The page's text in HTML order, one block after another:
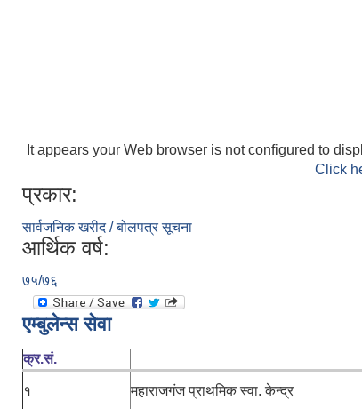
It appears your Web browser is not configured to
Click
प्रकार:
सार्वजनिक खरीद / बोलपत्र सूचना
आर्थिक वर्ष:
७५/७६
एम्बुलेन्स सेवा
क्र.सं.
१ महाराजगंज प्राथमिक स्वा. केन्द्र